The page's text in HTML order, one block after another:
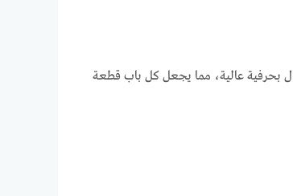
بحرفية عالية، مما يجعل كل باب قطعة